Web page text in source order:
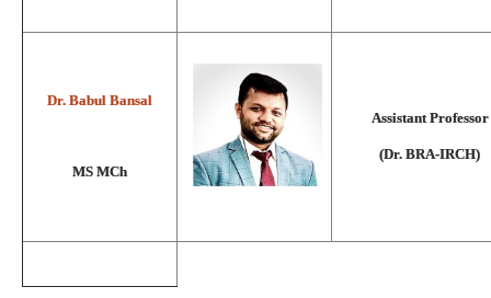
Dr. Babul Bansal
MS MCh
Assistant Professor
(Dr. BRA-IRCH)